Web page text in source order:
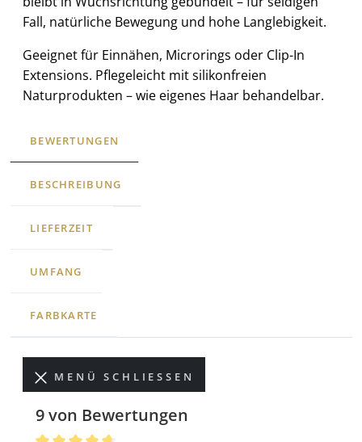
Fall, natürliche Bewegung und hohe Langlebigkeit.
Geeignet für Einnähen, Microrings oder Clip-In
Extensions. Pflegeleicht mit silikonfreien
Naturprodukten – wie eigenes Haar behandelbar.
BEWERTUNGEN
BESCHREIBUNG
LIEFERZEIT
UMFANG
FARBKARTE
MENÜ SCHLIESSEN
9 von Bewertungen